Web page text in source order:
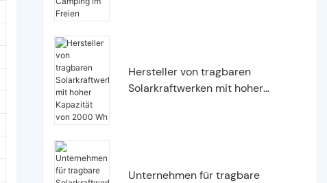
Hersteller von tragbaren
Solarkraftwerken mit hoher
Unternehmen für tragbare